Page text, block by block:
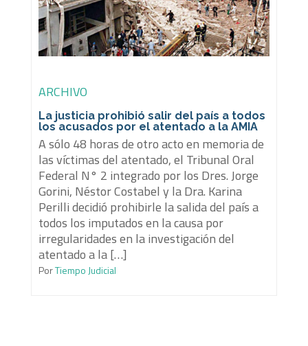
ARCHIVO
La justicia prohibió salir del país a todos
los acusados por el atentado a la AMIA
A sólo 48 horas de otro acto en memoria de
las víctimas del atentado, el Tribunal Oral
Federal N° 2 integrado por los Dres. Jorge
Gorini, Néstor Costabel y la Dra. Karina
Perilli decidió prohibirle la salida del país a
todos los imputados en la causa por
irregularidades en la investigación del
atentado a la […]
PorTiempo Judicial